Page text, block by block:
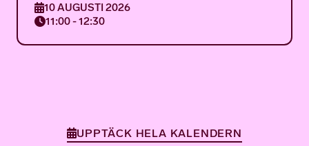
10 AUGUSTI 2026
11:00 - 12:30
UPPTÄCK HELA KALENDERN